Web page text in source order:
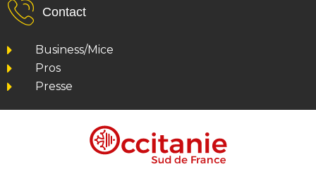
Contact
Business/Mice
Pros
Presse